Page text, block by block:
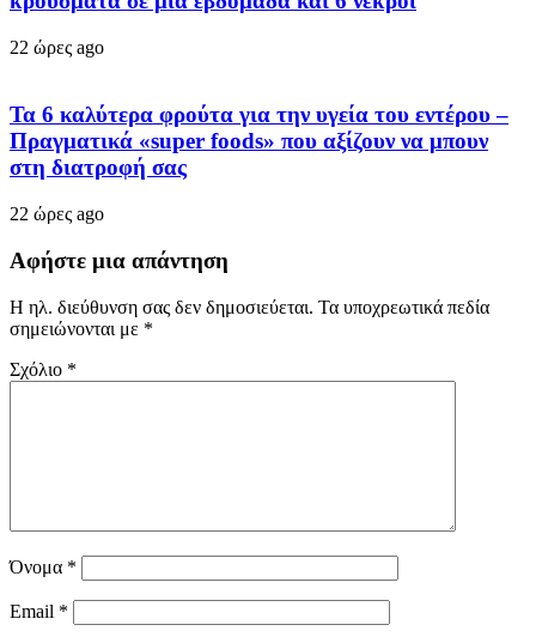
22 ώρες ago
Τα 6 καλύτερα φρούτα για την υγεία του εντέρου –
Πραγματικά «super foods» που αξίζουν να μπουν
στη διατροφή σας
22 ώρες ago
Αφήστε μια απάντηση
Η ηλ. διεύθυνση σας δεν δημοσιεύεται. Τα υποχρεωτικά πεδία
σημειώνονται με *
Σχόλιο *
Όνομα *
Email *